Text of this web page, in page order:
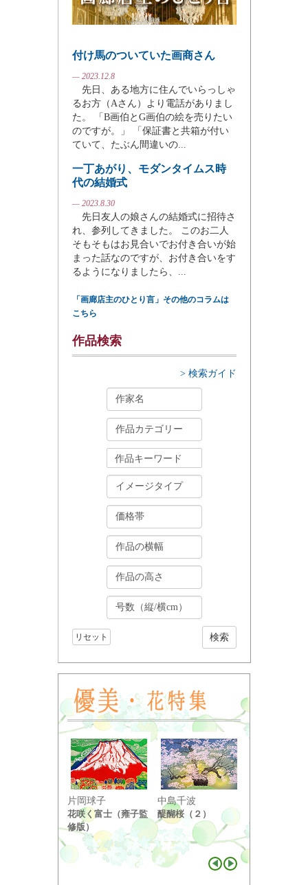
付け馬のついていた画商さん
— 2023.12.8
先日、ある地方に住んでいらっしゃ
るお方（Aさん）より電話がありまし
た。 「B画伯とG画伯の絵を売りたい
のですが。」 「保証書と共箱が付い
ていて、たぶん間違いの...
一丁あがり、モダンタイムス時
代の結婚式
— 2023.8.30
先日友人の娘さんの結婚式に招待さ
れ、参列してきました。 このお二人
そもそもはお見合いでお付き合いが始
まった話なのですが、お付き合いをす
るようになりましたら、...
「画廊店主のひとり言」その他のコラムは
こちら
作品検索
> 検索ガイド
リセット
片岡球子
花咲く富士（雍子監
修版）
中島千波
醍醐桜（２）
り ...